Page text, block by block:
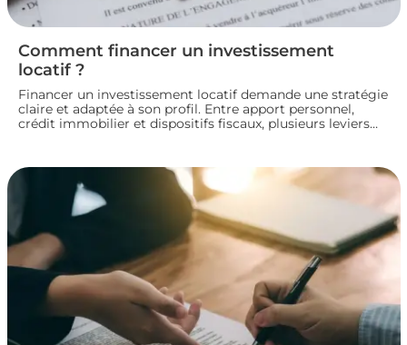
Comment financer un investissement
locatif ?
Financer un investissement locatif demande une stratégie
claire et adaptée à son profil. Entre apport personnel,
crédit immobilier et dispositifs fiscaux, plusieurs leviers
solutions pour construire un plan de financement solide
et lancer son investissement locatif dans de bonnes
conditions.